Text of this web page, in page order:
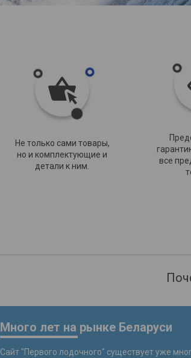
Не только сами товары,
но и комплектующие и
детали к ним.
все
Много лет на рынке Беларуси
Сайт "Первого лодочного" существует уже